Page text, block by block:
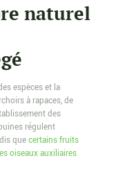
naturel
espèces et la
à rapaces, de
des
régulent
quecertains fruits
oiseaux auxiliaires